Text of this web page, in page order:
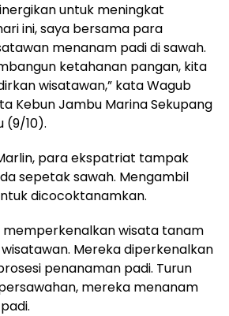
untuk meningkat
ini, saya bersama para
menanam padi di sawah.
ketahanan pangan, kita
wisatawan,” kata Wagub
Kebun Jambu Marina Sekupang
(9/10).
para ekspatriat tampak
sepetak sawah. Mengambil
dicocoktanamkan.
memperkenalkan wisata tanam
Mereka diperkenalkan
penanaman padi. Turun
mereka menanam